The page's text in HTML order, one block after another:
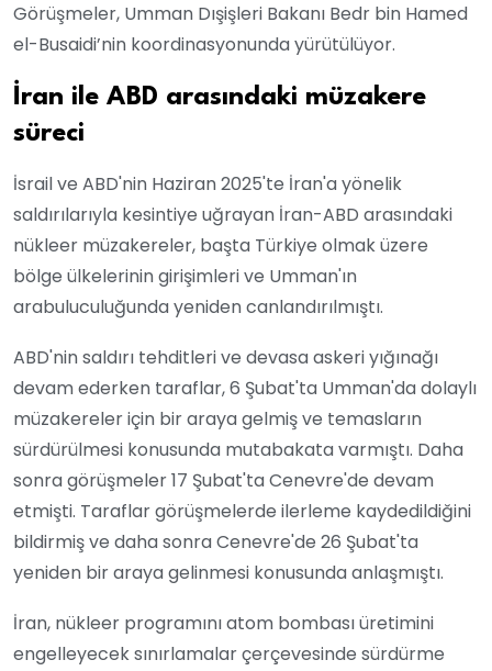
Görüşmeler, Umman Dışişleri Bakanı Bedr bin Hamed
el-Busaidi’nin koordinasyonunda yürütülüyor.
⁠İran ile ABD arasındaki müzakere
süreci
İsrail ve ABD'nin Haziran 2025'te İran'a yönelik
saldırılarıyla kesintiye uğrayan İran-ABD arasındaki
nükleer müzakereler, başta Türkiye olmak üzere
bölge ülkelerinin girişimleri ve Umman'ın
arabuluculuğunda yeniden canlandırılmıştı.
ABD'nin saldırı tehditleri ve devasa askeri yığınağı
devam ederken taraflar, 6 Şubat'ta Umman'da dolaylı
müzakereler için bir araya gelmiş ve temasların
sürdürülmesi konusunda mutabakata varmıştı. Daha
sonra görüşmeler 17 Şubat'ta Cenevre'de devam
etmişti. Taraflar görüşmelerde ilerleme kaydedildiğini
bildirmiş ve daha sonra Cenevre'de 26 Şubat'ta
yeniden bir araya gelinmesi konusunda anlaşmıştı.
İran, nükleer programını atom bombası üretimini
engelleyecek sınırlamalar çerçevesinde sürdürme